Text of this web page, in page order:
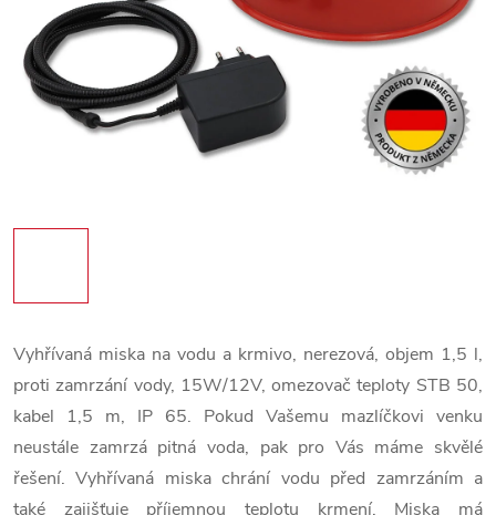
Vyhřívaná miska na vodu a krmivo, nerezová, objem 1,5 l,
proti zamrzání vody, 15W/12V, omezovač teploty STB 50,
kabel 1,5 m, IP 65. Pokud Vašemu mazlíčkovi venku
neustále zamrzá pitná voda, pak pro Vás máme skvělé
řešení. Vyhřívaná miska chrání vodu před zamrzáním a
také zajišťuje příjemnou teplotu krmení. Miska má